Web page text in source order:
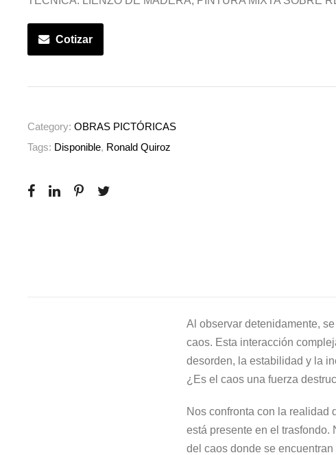
Cotizar
Category: OBRAS PICTÓRICAS
Tags: Disponible, Ronald Quiroz
Al observar detenidamente,
caos. Esta interacción
desorden, la estabilidad y la
¿Es el caos una fuerza
Nos confronta con la realidad
está presente en el trasfondo.
del caos donde se